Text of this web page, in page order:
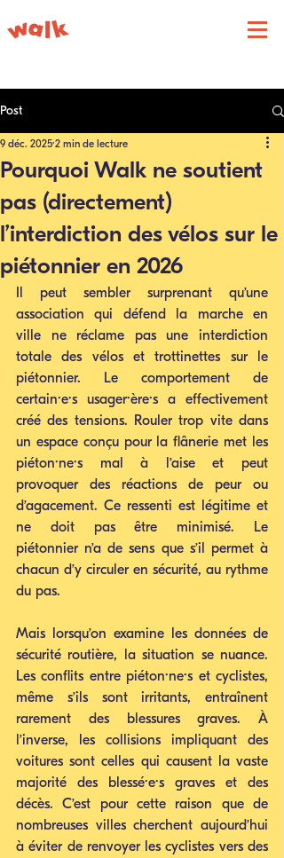
Post
Pourquoi Walk ne soutient
pas (directement)
l’interdiction des vélos sur le
piétonnier en 2026
9 déc. 2025 2 min de lecture
Il peut sembler surprenant qu’une
association qui défend la marche en
ville ne réclame pas une interdiction
totale des vélos et trottinettes sur le
piétonnier. Le comportement de
certain·e·s usager·ère·s a effectivement
créé des tensions. Rouler trop vite dans
un espace conçu pour la flânerie met les
piéton·ne·s mal à l’aise et peut
provoquer des réactions de peur ou
d’agacement. Ce ressenti est légitime et
ne doit pas être minimisé. Le
piétonnier n’a de sens que s’il permet à
chacun d’y circuler en sécurité, au rythme
du pas.
Mais lorsqu’on examine les données de
sécurité routière, la situation se nuance.
Les conflits entre piéton·ne·s et cyclistes,
même s’ils sont irritants, entraînent
rarement des blessures graves. À
l’inverse, les collisions impliquant des
voitures sont celles qui causent la vaste
majorité des blessé·e·s graves et des
décès. C’est pour cette raison que de
nombreuses villes cherchent aujourd’hui
à éviter de renvoyer les cyclistes vers des